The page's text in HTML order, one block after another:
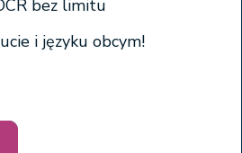
bez limitu
i języku obcym!